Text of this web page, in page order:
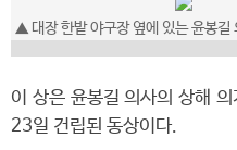
▲ 대장 한밭 야구장 옆에 있는 윤봉길
이 상은 윤봉길 의사의 상해
23일 건립된 동상이다.